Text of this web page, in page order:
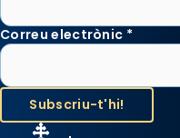
Correu electrònic *